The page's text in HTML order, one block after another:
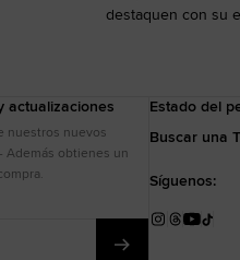
destaquen con su
actualizaciones
nuestros nuevos
Además obtienes un
Estado del
Buscar una
Síguenos:
Instagram
Threads
YouTube
TikTok